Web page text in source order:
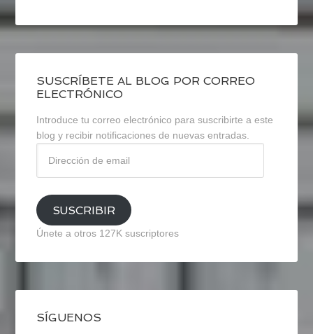
SUSCRÍBETE AL BLOG POR CORREO
ELECTRÓNICO
Introduce tu correo electrónico para suscribirte a este
blog y recibir notificaciones de nuevas entradas.
email
SUSCRIBIR
Únete a otros 127K suscriptores
SÍGUENOS